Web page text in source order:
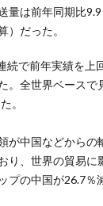
量は前年同期比
）だった。
続で前年実績を上
。全世界ベース
。
が中国などからの
り、世界の貿易
プの中国が26.7％